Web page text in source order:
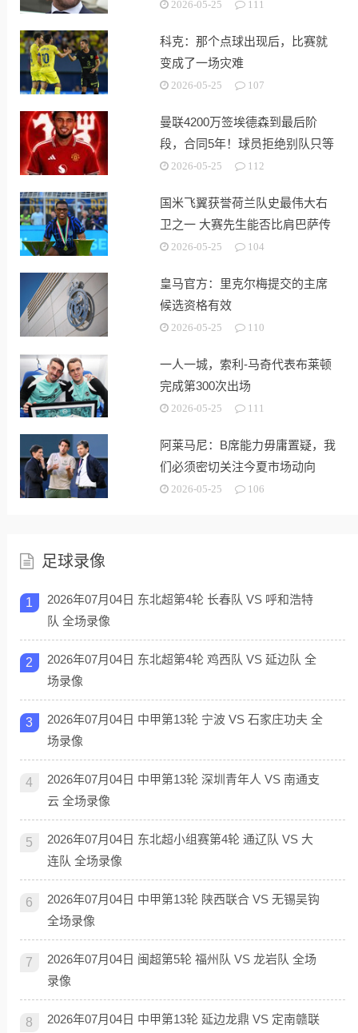
2026-05-25 111
科克：那个点球出现后，比赛就
变成了一场灾难
2026-05-25 107
曼联4200万签埃德森到最后阶
段，合同5年！球员拒绝别队只等
红魔
2026-05-25 112
国米飞翼获誉荷兰队史最伟大右
卫之一 大赛先生能否比肩巴萨传
奇2026-05-25 104
皇马官方：里克尔梅提交的主席
候选资格有效
2026-05-25 110
一人一城，索利-马奇代表布莱顿
完成第300次出场
2026-05-25 111
阿莱马尼：B席能力毋庸置疑，我
们必须密切关注今夏市场动向
2026-05-25 106
足球录像
1
2026年07月04日 东北超第4轮 长春队 VS 呼和浩特
队 全场录像
2
2026年07月04日 东北超第4轮 鸡西队 VS 延边队 全
场录像
3
2026年07月04日 中甲第13轮 宁波 VS 石家庄功夫 全
场录像
4
2026年07月04日 中甲第13轮 深圳青年人 VS 南通支
云 全场录像
5
2026年07月04日 东北超小组赛第4轮 通辽队 VS 大
连队 全场录像
6
2026年07月04日 中甲第13轮 陕西联合 VS 无锡吴钩
全场录像
7
2026年07月04日 闽超第5轮 福州队 VS 龙岩队 全场
录像
8
2026年07月04日 中甲第13轮 延边龙鼎 VS 定南赣联